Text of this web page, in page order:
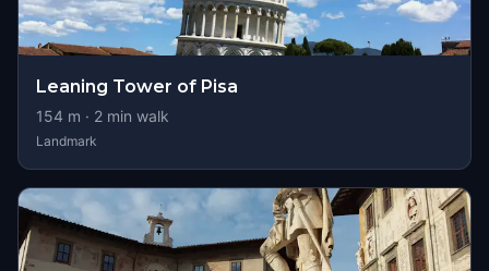
Leaning Tower of Pisa
154 m · 2 min walk
Landmark